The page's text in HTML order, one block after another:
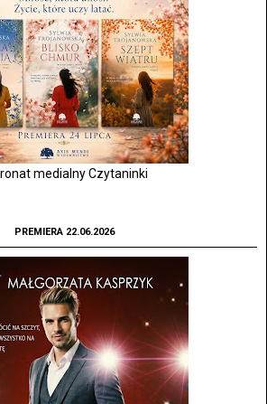
medialny Czytaninki
PREMIERA 22.06.2026